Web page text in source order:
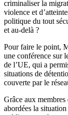
criminaliser la
violence et
politique du tout
et au-delà ?
Pour faire le point,
une conférence sur
de l’UE, qui a
situations de
couverte par le
Grâce aux
abordées la